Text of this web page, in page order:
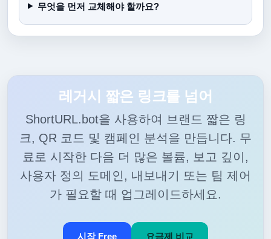
무엇을 먼저 교체해야 할까요?
레거시 짧은 링크를 넘어
ShortURL.bot을 사용하여 브랜드 짧은 링
크, QR 코드 및 캠페인 분석을 만듭니다. 무
료로 시작한 다음 더 많은 볼륨, 보고 깊이,
사용자 정의 도메인, 내보내기 또는 팀 제어
가 필요할 때 업그레이드하세요.
시작 Free 요금제 비교